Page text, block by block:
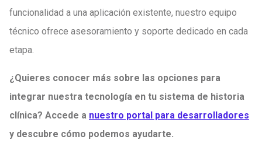
funcionalidad a una aplicación existente, nuestro equipo
técnico ofrece asesoramiento y soporte dedicado en cada
etapa.
¿Quieres conocer más sobre las opciones para
integrar nuestra tecnología en tu sistema de historia
clínica? Accede a nuestro portal para desarrolladores
y descubre cómo podemos ayudarte.